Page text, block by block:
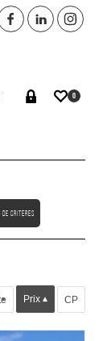
0
de critères
Prix CP